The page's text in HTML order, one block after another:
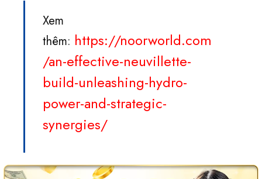
Xem
thêm: https://noorworld.com
/an-effective-neuvillette-
build-unleashing-hydro-
power-and-strategic-
synergies/